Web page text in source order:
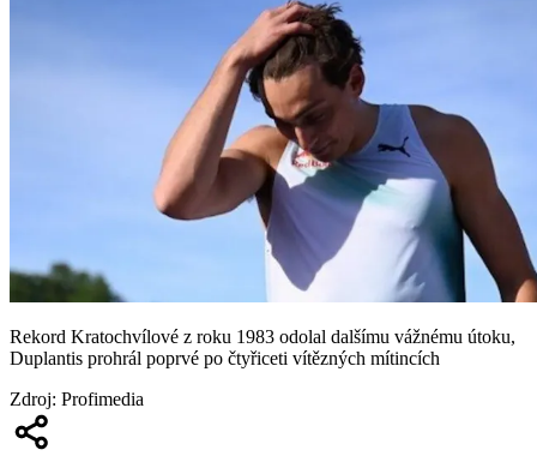
Rekord Kratochvílové z roku 1983 odolal dalšímu vážnému útoku,
Duplantis prohrál poprvé po čtyřiceti vítězných mítincích
Zdroj: Profimedia